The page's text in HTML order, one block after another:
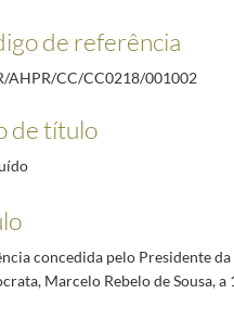
ao Secretário-Geral do Partido
a 3 de maio de 2013 2013-05-03/2013-
ao Presidente do CDS/PP-Partido
ao Presidente do Partido Social
à Direção do Partido Social Democrata, a
para o Congresso do Ministério Público,
a cidadão de Vila Nova de Gaia (?), a 10 de
Prof. Marcelo Rebelo de Sousa, no Palácio
de 10 a 11 de maio de 1999
| Wine and History, Festa
de referência
AHPR/CC/CC0218/001002
de título
concedida pelo Presidente
Marcelo Rebelo de Sousa,